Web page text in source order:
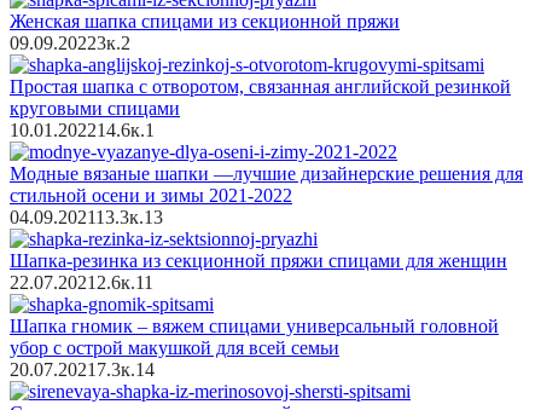
Женская шапка спицами из секционной пряжи
09.09.20223к.2
Простая шапка с отворотом, связанная английской резинкой
круговыми спицами
10.01.202214.6к.1
Модные вязаные шапки —лучшие дизайнерские решения для
стильной осени и зимы 2021-2022
04.09.202113.3к.13
Шапка-резинка из секционной пряжи спицами для женщин
22.07.2021 2.6к.11
Шапка гномик – вяжем спицами универсальный головной
убор с острой макушкой для всей семьи
20.07.2021 7.3к.14